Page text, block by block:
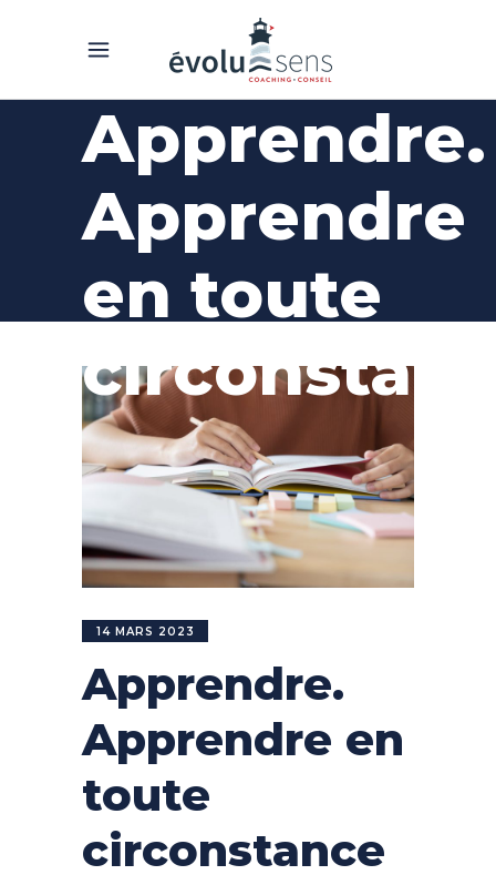
Apprendre.
Apprendre
en toute
14 MARS 2023
Apprendre.
Apprendre en
toute
circonstance